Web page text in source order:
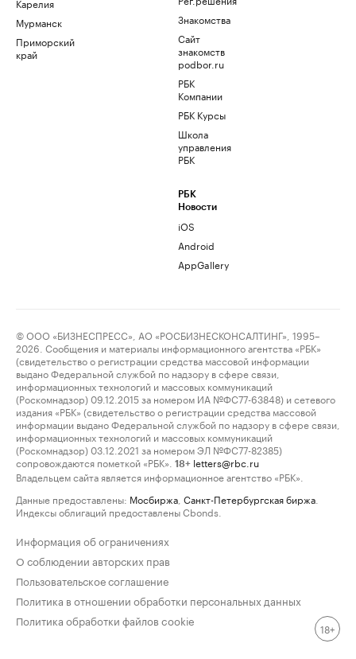
Мурманск
Приморский
край
Знакомства
Сайт
знакомств
podbor.ru
РБК
Компании
РБК Курсы
Школа
управления
РБК
РБК
Новости
iOS
Android
AppGallery
© ООО «БИЗНЕСПРЕСС», АО «РОСБИЗНЕСКОНСАЛТИНГ», 1995–
2026. Сообщения и материалы информационного агентства «РБК»
(свидетельство о регистрации средства массовой информации
выдано Федеральной службой по надзору в сфере связи,
информационных технологий и массовых коммуникаций
(Роскомнадзор) 09.12.2015 за номером ИА №ФС77-63848) и сетевого
издания «РБК» (свидетельство о регистрации средства массовой
информации выдано Федеральной службой по надзору в сфере связи,
информационных технологий и массовых коммуникаций
(Роскомнадзор) 03.12.2021 за номером ЭЛ №ФС77-82385)
сопровождаются пометкой «РБК».
18+ letters@rbc.ru
Владельцем сайта является информационное агентство «РБК».
Данные предоставлены: Мосбиржа Санкт-Петербургская биржа
Индексы облигаций предоставлены Cbonds.
Информация об ограничениях
О соблюдении авторских прав
Пользовательское соглашение
Политика в отношении обработки персональных данных
Политика обработки файлов cookie
18+